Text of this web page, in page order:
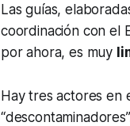
Las guías,
coordinación con el
por ahora, es muy
Hay tres actores en